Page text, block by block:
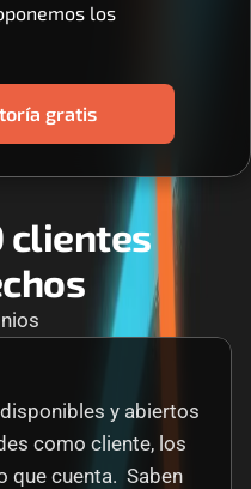
los
gratis
clientes
y abiertos
como cliente, los
que cuenta.  Saben